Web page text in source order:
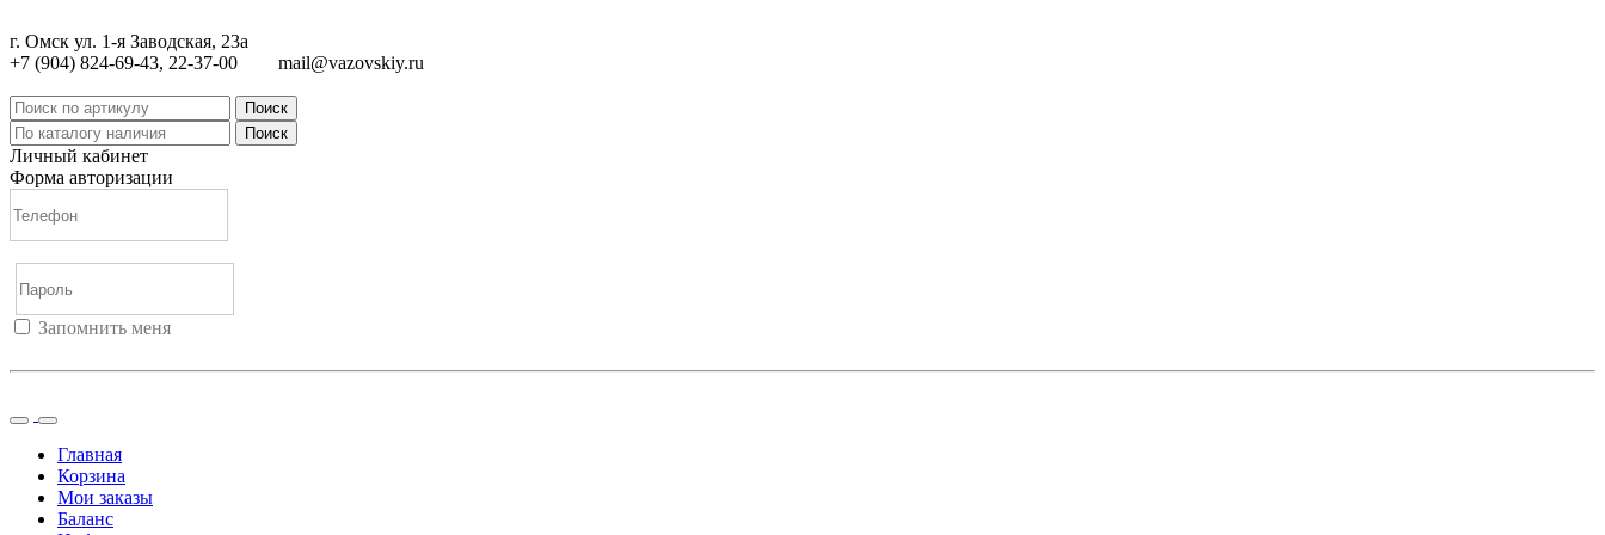
г. Омск ул. 1-я Заводская, 23а
+7 (904) 824-69-43, 22-37-00
mail@vazovskiy.ru
Поиск
Поиск
Личный кабинет
Форма авторизации
Запомнить меня
Главная
Корзина
Мои заказы
Баланс